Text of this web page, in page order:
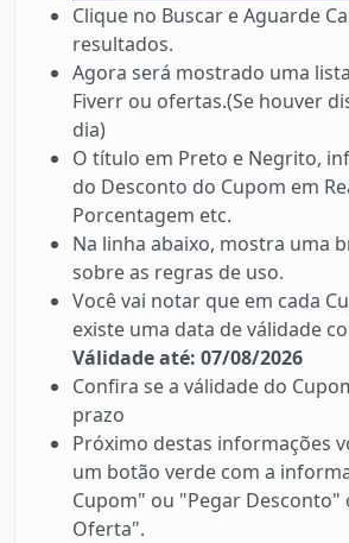
Clique no Buscar e Aguarde
resultados.
Agora será mostrado uma
Fiverr ou ofertas.(Se houver
dia)
O título em Preto e Negrito,
do Desconto do Cupom em
Porcentagem etc.
Na linha abaixo, mostra uma
sobre as regras de uso.
Você vai notar que em cada
existe uma data de válidade
Válidade até: 07/08/2026
Confira se a válidade do
prazo
Próximo destas informações
um botão verde com a
Cupom" ou "Pegar Desconto"
Oferta".